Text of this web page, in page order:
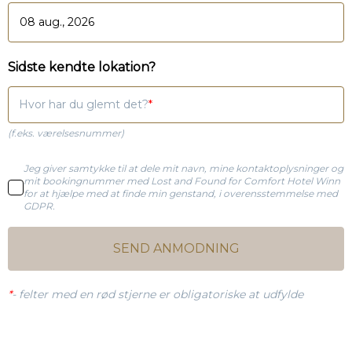
Sidste kendte lokation?
Hvor har du glemt det?
(f.eks. værelsesnummer)
Jeg giver samtykke til at dele mit navn, mine kontaktoplysninger og
mit bookingnummer med Lost and Found for Comfort Hotel Winn
for at hjælpe med at finde min genstand, i overensstemmelse med
GDPR.
SEND ANMODNING
*- felter med en rød stjerne er obligatoriske at udfylde